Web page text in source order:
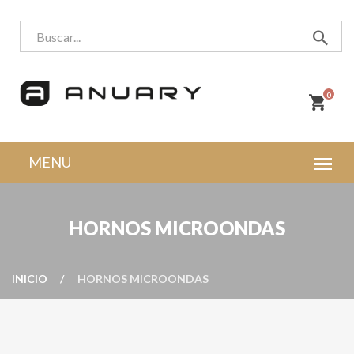
0
HORNOS MICROONDAS
INICIO HORNOS MICROONDAS